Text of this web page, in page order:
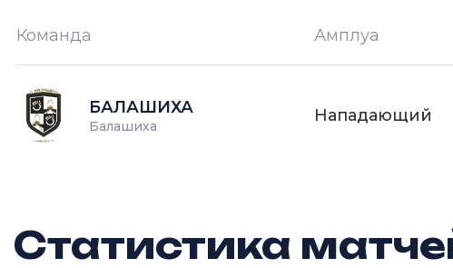
Команда Амплуа
БАЛАШИХА
Балашиха
Нападающий
Статистика